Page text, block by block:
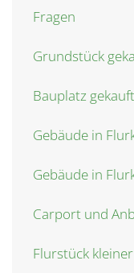
Fragen
Grundstück
Bauplatz gekauft
Gebäude in
Gebäude in
Carport und
Flurstück